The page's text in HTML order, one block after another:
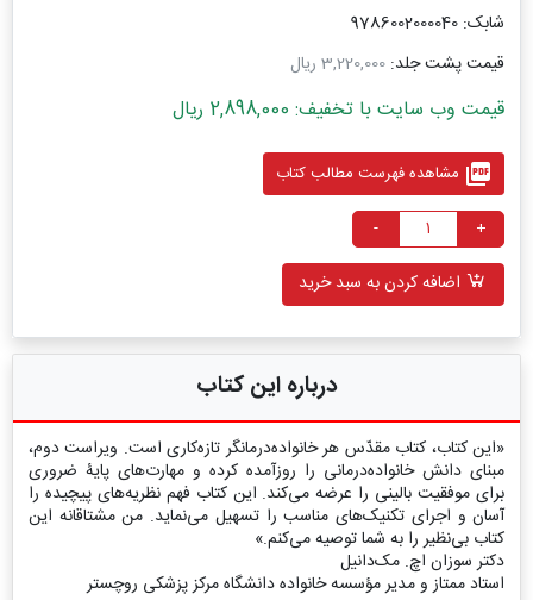
شابک: 9786002000040
قیمت پشت جلد: 3,220,000 ریال
قیمت وب سایت با تخفیف: 2,898,000 ریال
picture_as_pdf مشاهده فهرست مطالب کتاب
+
-
اضافه کردن به سبد خرید
درباره این کتاب
«این کتاب، کتاب مقدّس هر خانواده‌درمانگر تازه‌کاری است. ویراست دوم،
مبنای دانش خانواده‌درمانی را روزآمده کرده و مهارت‌های پایۀ ضروری
برای موفقیت بالینی را عرضه می‌کند. این کتاب فهم نظریه‌های پیچیده را
آسان و اجرای تکنیک‌های مناسب را تسهیل می‌نماید. من مشتاقانه این
کتاب بی‌نظیر را به شما توصیه می‌کنم.»
دکتر سوزان اچ. مک‌دانیل
استاد ممتاز و مدیر مؤسسه خانواده دانشگاه مرکز پزشکی روچستر